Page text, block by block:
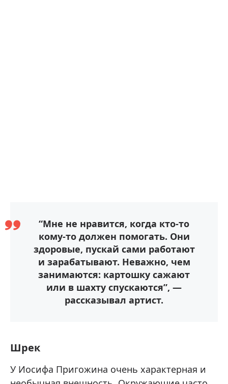
“Мне не нравится, когда кто-то
кому-то должен помогать. Они
здоровые, пускай сами работают
и зарабатывают. Неважно, чем
занимаются: картошку сажают
или в шахту спускаются”, —
рассказывал артист.
Шрек
У Иосифа Пригожина очень характерная и